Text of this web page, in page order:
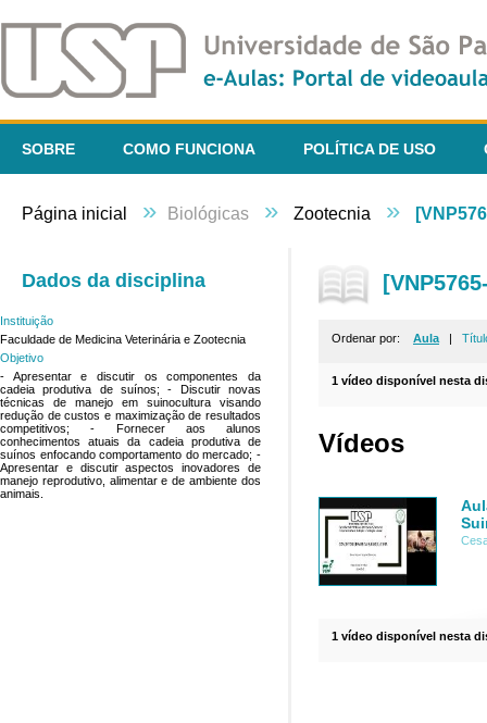
SOBRE COMO FUNCIONA POLÍTICA DE USO
Página inicial » Biológicas » Zootecnia »
Dados da disciplina
Instituição
Faculdade de Medicina Veterinária e Zootecnia
Objetivo
- Apresentar e discutir os componentes da
cadeia produtiva de suínos; - Discutir novas
técnicas de manejo em suinocultura visando
redução de custos e maximização de resultados
competitivos; - Fornecer aos alunos
conhecimentos atuais da cadeia produtiva de
suínos enfocando comportamento do mercado; -
Apresentar e discutir aspectos inovadores de
manejo reprodutivo, alimentar e de ambiente dos
animais.
Ordenar por: Aula |
1 vídeo disponível nesta
Vídeos
1 vídeo disponível nesta